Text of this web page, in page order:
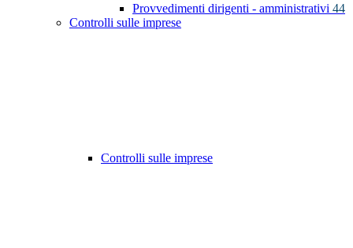
Provvedimenti dirigenti - amministrativi 44
Controlli sulle imprese
Controlli sulle imprese